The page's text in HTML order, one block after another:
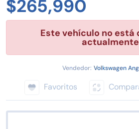
$265,990
Este vehículo no está
Vendedor: Volkswagen
Favoritos